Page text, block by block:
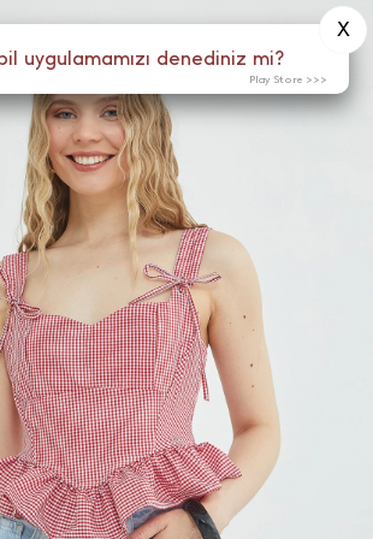
uygulamamızı denediniz mi?
X
Play Store >>>